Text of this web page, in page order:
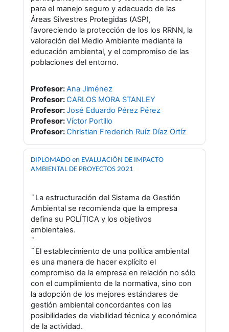
para el manejo seguro y adecuado de las
Áreas Silvestres Protegidas (ASP),
favoreciendo la protección de los los RRNN, la
valoración del Medio Ambiente mediante la
educación ambiental, y el compromiso de las
poblaciones del entorno.
Profesor:Ana Jiménez
Profesor:CARLOS MORA STANLEY
Profesor:José Eduardo Pérez Pérez
Profesor:Víctor Portillo
Profesor:Christian Frederich Ruíz Díaz Ortíz
DIPLOMADO en EVALUACIÓN DE IMPACTO
AMBIENTAL DE PROYECTOS 2021
¨La estructuración del Sistema de Gestión
Ambiental se recomienda que la empresa
defina su POLÍTICA y los objetivos
ambientales.
¨
¨El establecimiento de una política ambiental
es una manera de hacer explícito el
compromiso de la empresa en relación no sólo
con el cumplimiento de la normativa, sino con
la adopción de los mejores estándares de
gestión ambiental concordantes con las
posibilidades de viabilidad técnica y económica
de la actividad.